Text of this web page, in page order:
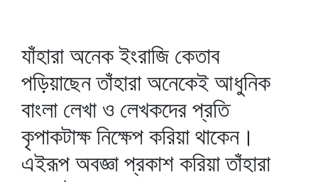
যাঁহারা অনেক ইংরাজি কেতাব
পড়িয়াছেন তাঁহারা অনেকেই আধুনিক
বাংলা লেখা ও লেখকদের প্রতি
কৃপাকটাক্ষ নিক্ষেপ করিয়া থাকেন।
এইরূপ অবজ্ঞা প্রকাশ করিয়া তাঁহারা